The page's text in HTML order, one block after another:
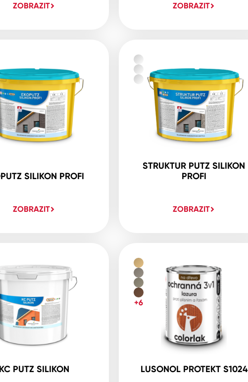
ZOBRAZIT ZOBRAZIT
SILIKON PROFI
ZOBRAZIT
STRUKTUR PUTZ SILIKON
PROFI
ZOBRAZIT
PUTZ SILIKON LUSONOL PROTEKT S1024
+6